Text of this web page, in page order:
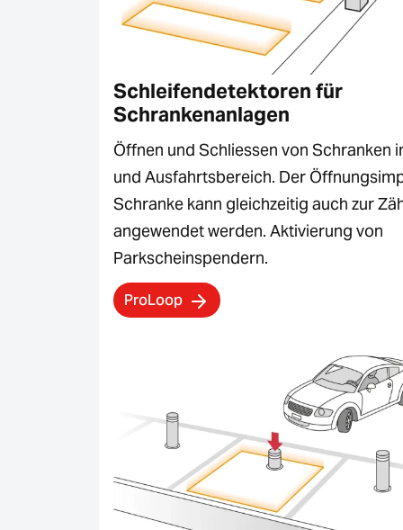
Schleifendetektoren für
Schrankenanlagen
Öffnen und Schliessen von Schranken
und Ausfahrtsbereich. Der
Schranke kann gleichzeitig auch zur
angewendet werden. Aktivierung von
Parkscheinspendern.
ProLoop